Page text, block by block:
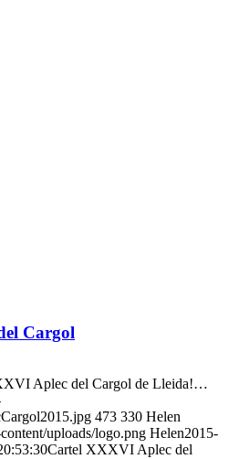
Cargol
Aplec del Cargol de Lleida!…
473 330 Helen
uploads/logo.png Helen2015-
Cartel XXXVI Aplec del